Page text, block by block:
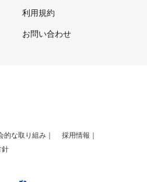
利用規約
お問い合わせ
的な取り組み
採用情報
針